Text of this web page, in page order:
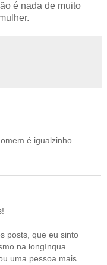
é nada de muito
é igualzinho
posts, que eu sinto
na longínqua
uma pessoa mais